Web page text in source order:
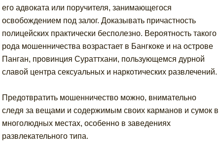
его адвоката или поручителя, занимающегося
освобождением под залог. Доказывать причастность
полицейских практически бесполезно. Вероятность такого
рода мошенничества возрастает в Бангкоке и на острове
Панган, провинция Сураттхани, пользующемся дурной
славой центра сексуальных и наркотических развлечений.
Предотвратить мошенничество можно, внимательно
следя за вещами и содержимым своих карманов и сумок в
многолюдных местах, особенно в заведениях
развлекательного типа.